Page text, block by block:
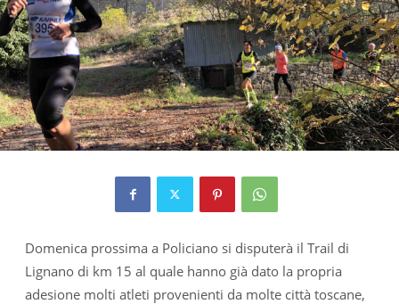
Domenica prossima a Policiano si disputerà il Trail di
Lignano di km 15 al quale hanno già dato la propria
adesione molti atleti provenienti da molte città toscane,